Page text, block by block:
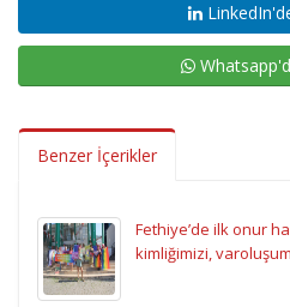
Benzer İçerikler
Fethiye’de ilk onur
kimliğimizi,